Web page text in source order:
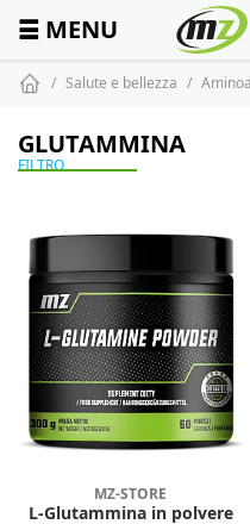
☰ MENU
Salute e bellezza
GLUTAMMINA
FILTRO
MZ-STORE
L-Glutammina in polvere